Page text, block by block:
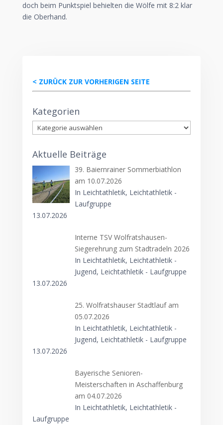
doch beim Punktspiel behielten die Wölfe mit 8:2 klar
die Oberhand.
< ZURÜCK ZUR VORHERIGEN SEITE
Kategorien
Kategorien
Aktuelle Beiträge
39. Baiernrainer Sommerbiathlon
am 10.07.2026
In Leichtathletik, Leichtathletik -
Laufgruppe
13.07.2026
Interne TSV Wolfratshausen-
Siegerehrung zum Stadtradeln 2026
In Leichtathletik, Leichtathletik -
Jugend, Leichtathletik - Laufgruppe
13.07.2026
25. Wolfratshauser Stadtlauf am
05.07.2026
In Leichtathletik, Leichtathletik -
Jugend, Leichtathletik - Laufgruppe
13.07.2026
Bayerische Senioren-
Meisterschaften in Aschaffenburg
am 04.07.2026
In Leichtathletik, Leichtathletik -
Laufgruppe